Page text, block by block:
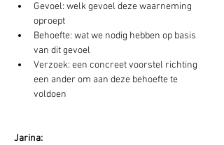
Gevoel: welk gevoel deze waarneming
oproept
Behoefte: wat we nodig hebben op basis
van dit gevoel
Verzoek: een concreet voorstel richting
een ander om aan deze behoefte te
voldoen
Jarina: